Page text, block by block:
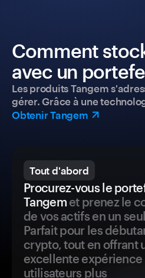
Comment
avec un
Les produits Tangem
gérer. Grâce à une
Obtenir Tangem
Tout d'abord
Procurez-vous le
Tangemet prenez le
de vos actifs en un
Parfait pour les
crypto, tout en offrant
excellente expérience
utilisateurs plus